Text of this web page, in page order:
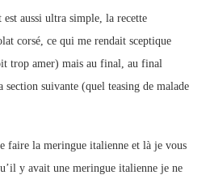
aussi ultra simple, la recette
corsé, ce qui me rendait sceptique
trop amer) mais au final, au final
suivante (quel teasing de malade
faire la meringue italienne et là je vous
y avait une meringue italienne je ne